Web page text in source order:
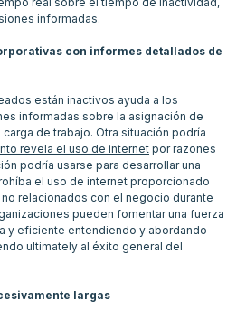
informadas.
con informes detallados de
están inactivos ayuda a los
informadas sobre la asignación de
de trabajo. Otra situación podría
revela el uso de internet por razones
podría usarse para desarrollar una
el uso de internet proporcionado
relacionados con el negocio durante
pueden fomentar una fuerza
y eficiente entendiendo y abordando
ultimately al éxito general del
largas